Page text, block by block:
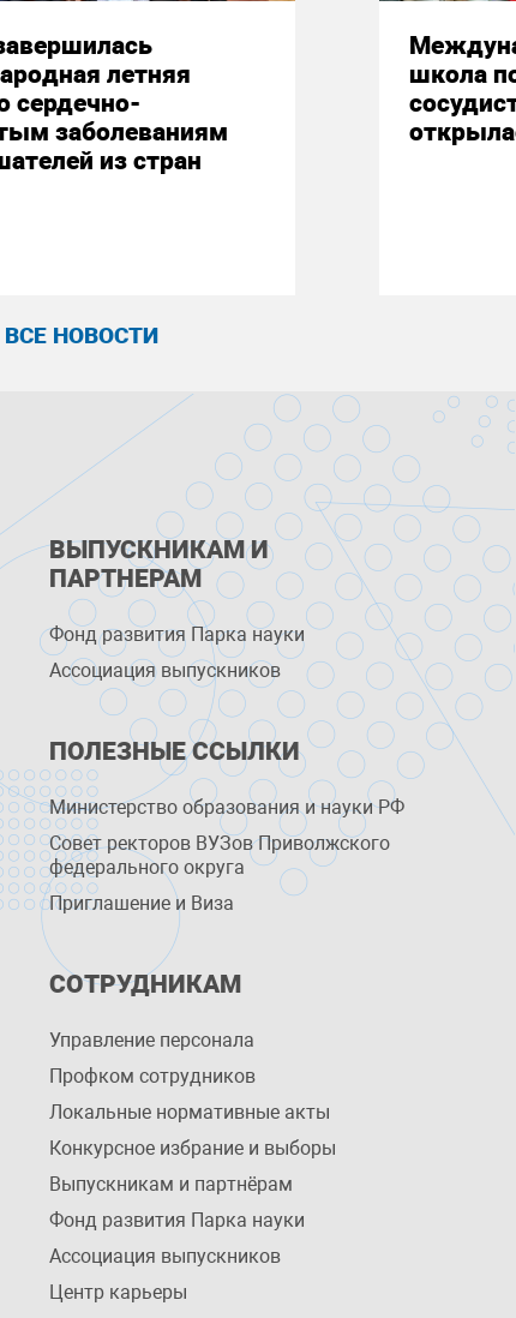
летняя
сердечно-
заболеваниям
из стран
школа
ВСЕ НОВОСТИ
ВЫПУСКНИКАМ И
ПАРТНЕРАМ
Фонд развития Парка науки
Ассоциация выпускников
ПОЛЕЗНЫЕ ССЫЛКИ
Министерство образования и науки РФ
Совет ректоров ВУЗов Приволжского
федерального округа
Приглашение и Виза
СОТРУДНИКАМ
Управление персоналa
Профком сотрудников
Локальные нормативные акты
Конкурсное избрание и выборы
Выпускникам и партнёрам
Фонд развития Парка науки
Ассоциация выпускников
Центр карьеры